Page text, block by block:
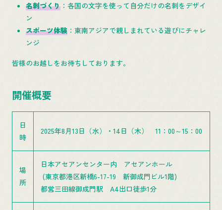
名刺づくり ：各国の文字を使って自分だけの名刺をデザイ
ン
スポーツ体験 ：東南アジアで親しまれている遊びにチャレ
ンジ
皆様のお越しをお待ちしております。
開催概要
日
時
2025年8月13日（水）・14日（木） 11：00～15：00
場
所
日本アセアンセンター内 アセアンホール
(東京都港区新橋6-17-19 新御成門ビル1階)
都営三田線御成門駅 A4出口徒歩1分